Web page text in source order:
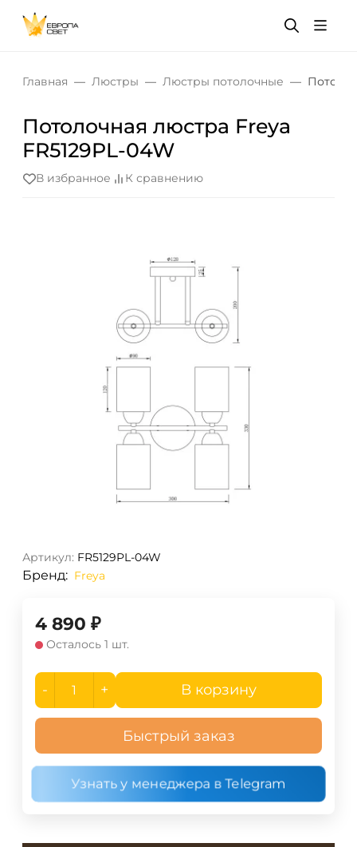
Главная Люстры Люстры потолочные
Потолочная люстра Freya
FR5129PL-04W
В избранное К сравнению
Артикул: FR5129PL-04W
Бренд: Freya
4 890 ₽
Осталось 1 шт.
- + В корзину
Быстрый заказ
Узнать у менеджера в Telegram